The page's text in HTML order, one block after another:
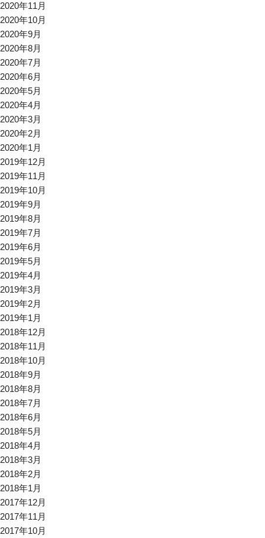
2020年11月
2020年10月
2020年9月
2020年8月
2020年7月
2020年6月
2020年5月
2020年4月
2020年3月
2020年2月
2020年1月
2019年12月
2019年11月
2019年10月
2019年9月
2019年8月
2019年7月
2019年6月
2019年5月
2019年4月
2019年3月
2019年2月
2019年1月
2018年12月
2018年11月
2018年10月
2018年9月
2018年8月
2018年7月
2018年6月
2018年5月
2018年4月
2018年3月
2018年2月
2018年1月
2017年12月
2017年11月
2017年10月